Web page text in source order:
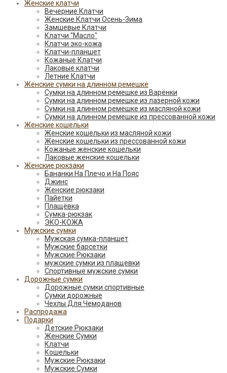
Женские клатчи
Вечерние Клатчи
Женские Клатчи Осень-Зима
Замшевые Клатчи
Клатчи "Масло"
Клатчи эко-кожа
Клатчи-планшет
Кожаные Клатчи
Лаковые клатчи
Летние Клатчи
Женские сумки на длинном ремешке
Сумки на длинном ремешке из Варёнки
Сумки на длинном ремешке из лазерной кожи
Сумки на длинном ремешке из масляной кожи
Сумки на длинном ремешке из прессованной кожи
Женские кошельки
Женские кошельки из масляной кожи
Женские кошельки из прессованной кожи
Кожаные женские кошельки
Лаковые женские кошельки
Женские рюкзаки
Бананки На Плечо и На Пояс
Джинс
Женские рюкзаки
Пайетки
Плащёвка
Сумка-рюкзак
ЭКО-КОЖА
Мужские сумки
Мужская сумка-планшет
Мужские барсетки
Мужские Рюкзаки
мужские сумки из плащевки
Спортивные мужские сумки
Дорожные сумки
Дорожные сумки спортивные
Сумки дорожные
Чехлы Для Чемоданов
Распродажа
Подарки
Детские Рюкзаки
Женские Сумки
Клатчи
Кошельки
Мужские Рюкзаки
Мужские Сумки